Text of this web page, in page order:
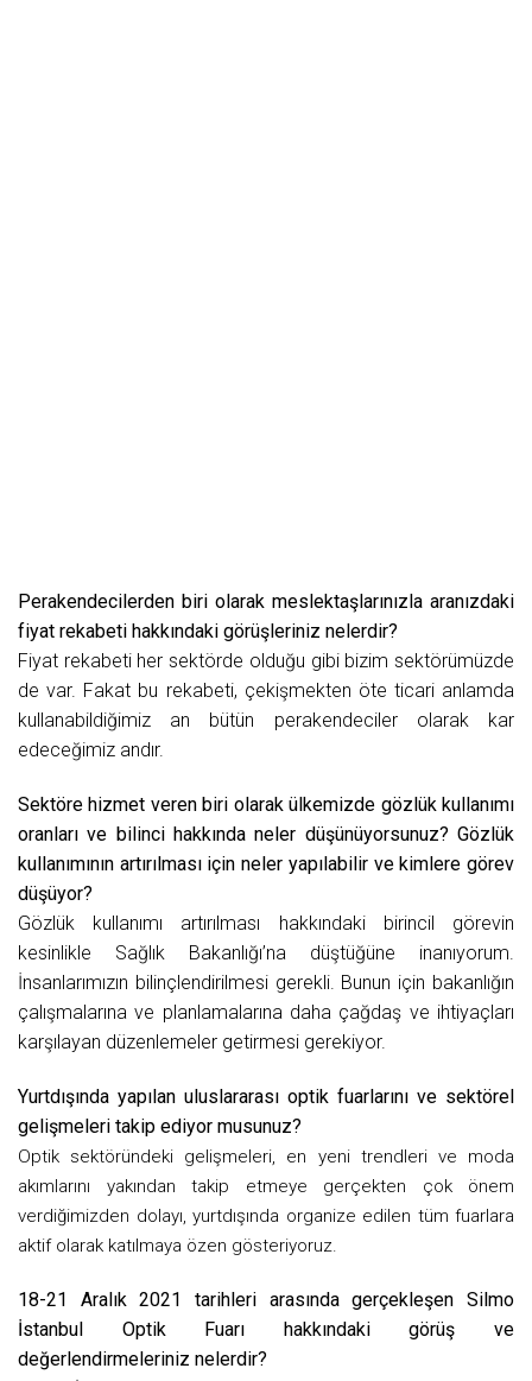
Perakendecilerden biri olarak meslektaşlarınızla aranızdaki
fiyat rekabeti hakkındaki görüşleriniz nelerdir?
Fiyat rekabeti her sektörde olduğu gibi bizim sektörümüzde
de var. Fakat bu rekabeti, çekişmekten öte ticari anlamda
kullanabildiğimiz an bütün perakendeciler olarak kar
edeceğimiz andır.
Sektöre hizmet veren biri olarak ülkemizde gözlük kullanımı
oranları ve bilinci hakkında neler düşünüyorsunuz? Gözlük
kullanımının artırılması için neler yapılabilir ve kimlere görev
düşüyor?
Gözlük kullanımı artırılması hakkındaki birincil görevin
kesinlikle Sağlık Bakanlığı’na düştüğüne inanıyorum.
İnsanlarımızın bilinçlendirilmesi gerekli. Bunun için bakanlığın
çalışmalarına ve planlamalarına daha çağdaş ve ihtiyaçları
karşılayan düzenlemeler getirmesi gerekiyor.
Yurtdışında yapılan uluslararası optik fuarlarını ve sektörel
gelişmeleri takip ediyor musunuz?
Optik sektöründeki gelişmeleri, en yeni trendleri ve moda
akımlarını yakından takip etmeye gerçekten çok önem
verdiğimizden dolayı, yurtdışında organize edilen tüm fuarlara
aktif olarak katılmaya özen gösteriyoruz.
18-21 Aralık 2021 tarihleri arasında gerçekleşen Silmo
İstanbul Optik Fuarı hakkındaki görüş ve
değerlendirmeleriniz nelerdir?